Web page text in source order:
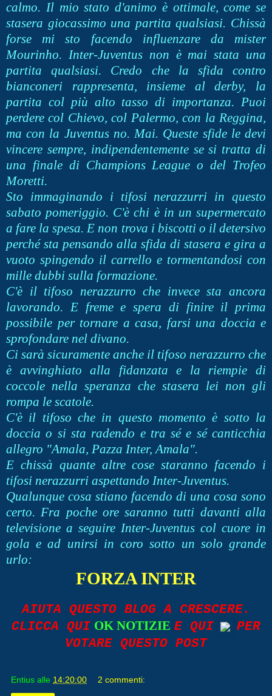
calmo. Il mio stato d'animo è ottimale, come se
stasera giocassimo una partita qualsiasi. Chissà
forse mi sto facendo influenzare da mister
Mourinho. Inter-Juventus non è mai stata una
partita qualsiasi. Credo che la sfida contro
bianconeri rappresenta, insieme al derby, la
partita col più alto tasso di importanza. Puoi
perdere col Chievo, col Palermo, con la Reggina,
ma con la Juventus no. Mai. Queste sfide le devi
vincere sempre, indipendentemente se si tratta di
una finale di Champions League o del Trofeo
Moretti.
Sto immaginando i tifosi nerazzurri in questo
sabato pomeriggio. C'è chi è in un supermercato
a fare la spesa. E non trova i biscotti o il detersivo
perché sta pensando alla sfida di stasera e gira a
vuoto spingendo il carrello e tormentandosi con
mille dubbi sulla formazione.
C'è il tifoso nerazzurro che invece sta ancora
lavorando. E freme e spera di finire il prima
possibile per tornare a casa, farsi una doccia e
sprofondare nel divano.
Ci sarà sicuramente anche il tifoso nerazzurro che
è avvinghiato alla fidanzata e la riempie di
coccole nella speranza che stasera lei non gli
rompa le scatole.
C'è il tifoso che in questo momento è sotto la
doccia o si sta radendo e tra sé e sé canticchia
allegro "Amala, Pazza Inter, Amala".
E chissà quante altre cose staranno facendo i
tifosi nerazzurri aspettando Inter-Juventus.
Qualunque cosa stiano facendo di una cosa sono
certo. Fra poche ore saranno tutti davanti alla
televisione a seguire Inter-Juventus col cuore in
gola e ad unirsi in coro sotto un solo grande
urlo:
FORZA INTER
AIUTA QUESTO BLOG A CRESCERE.
CLICCA QUI OK NOTIZIE E QUI
PER
VOTARE QUESTO POST
Entius alle 14:20:00 2 commenti: